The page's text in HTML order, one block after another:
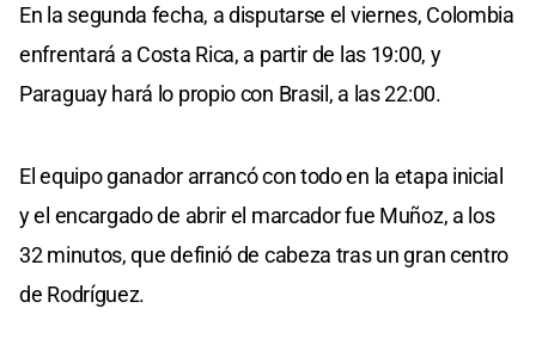
En la segunda fecha, a disputarse el viernes, Colombia
enfrentará a Costa Rica, a partir de las 19:00, y
Paraguay hará lo propio con Brasil, a las 22:00.
El equipo ganador arrancó con todo en la etapa inicial
y el encargado de abrir el marcador fue Muñoz, a los
32 minutos, que definió de cabeza tras un gran centro
de Rodríguez.